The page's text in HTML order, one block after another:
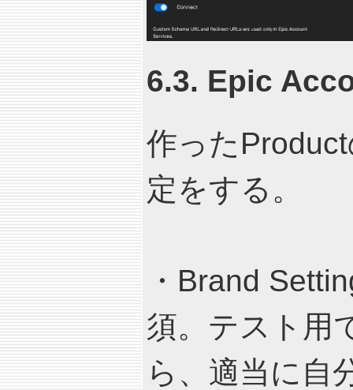
6.3. Epic
作った
定をする。
・Brand
須。テスト用
ら、適当に自